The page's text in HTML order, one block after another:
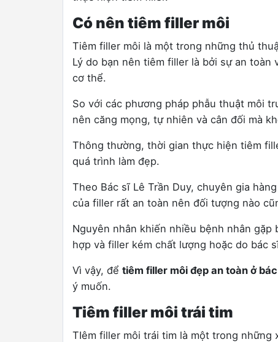
Có nên tiêm filler môi
Tiêm filler môi là một trong những thủ
Lý do bạn nên tiêm filler là bởi sự an
cơ thể.
So với các phương pháp phẫu thuật môi
nên căng mọng, tự nhiên và cân đối mà
Thông thường, thời gian thực hiện tiêm
quá trình làm đẹp.
Theo Bác sĩ Lê Trần Duy, chuyên gia
của filler rất an toàn nên đối tượng nào
Nguyên nhân khiến nhiều bệnh nhân
hợp và filler kém chất lượng hoặc do bác
Vì vậy, để tiêm filler môi đẹp an toàn ở
ý muốn.
Tiêm filler môi trái tim
TIêm filler môi trái tim là một trong